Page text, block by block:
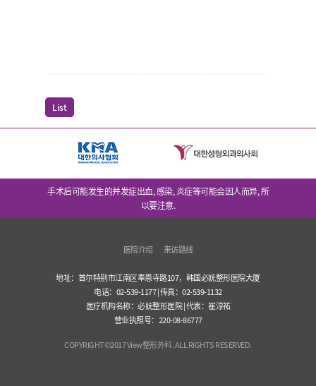
List
手术后可能发生的并发症出血, 感染, 炎症等可能会因人而异, 所
以要注意.
医院介绍 来访路线
地址：首尔特别市江南区奉恩寺路107，韩国必妩整形医院大厦
电话：02-539-1177 | 传真：02-539-1132
医疗机构名称：必妩整形医院 | 代表：崔淳祐
营业执照号：220-08-86777
COPYRIGHT©2017 View整形外科. ALL RIGHTS RESERVED.